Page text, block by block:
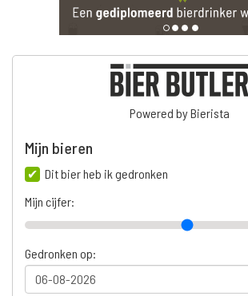
Powered by Bierista
Mijn bieren
Dit bier heb ik gedronken
Mijn cijfer:
Gedronken op: